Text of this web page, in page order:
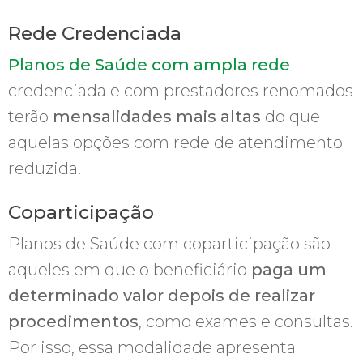
Rede Credenciada
Planos de Saúde com ampla rede
credenciada e com prestadores renomados
terão mensalidades mais altas do que
aquelas opções com rede de atendimento
reduzida.
Coparticipação
Planos de Saúde com coparticipação são
aqueles em que o beneficiário paga um
determinado valor depois de realizar
procedimentos, como exames e consultas.
Por isso, essa modalidade apresenta